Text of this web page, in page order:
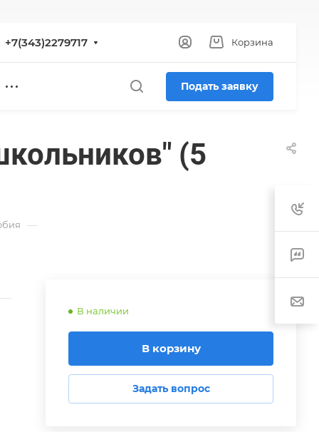
+7(343)2279717 Корзина
Подать заявку
(5
—
В наличии
В корзину
Задать вопрос